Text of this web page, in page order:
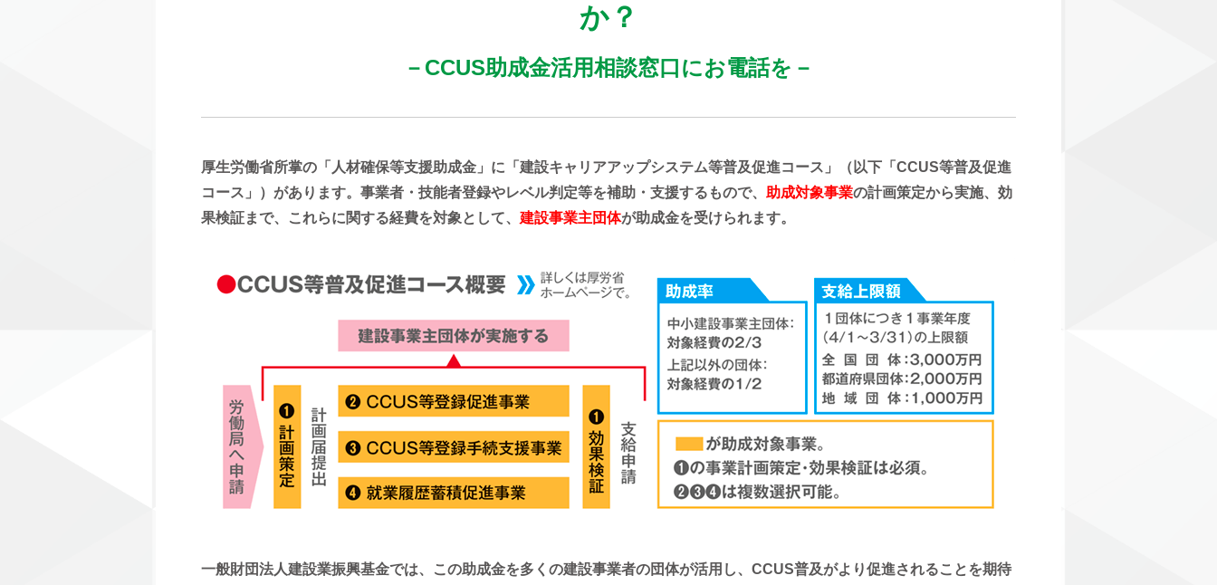
か？
－CCUS助成金活用相談窓口にお電話を－
厚生労働省所掌の「人材確保等支援助成金」に「建設キャリアアップシステム等普及促進コース」（以下「CCUS等普及促進
コース」）があります。事業者・技能者登録やレベル判定等を補助・支援するもので、 助成対象事業の計画策定から実施、効
果検証まで、これらに関する経費を対象として、 建設事業主団体が助成金を受けられます。
一般財団法人建設業振興基金では、この助成金を多くの建設事業者の団体が活用し、CCUS普及がより促進されることを期待